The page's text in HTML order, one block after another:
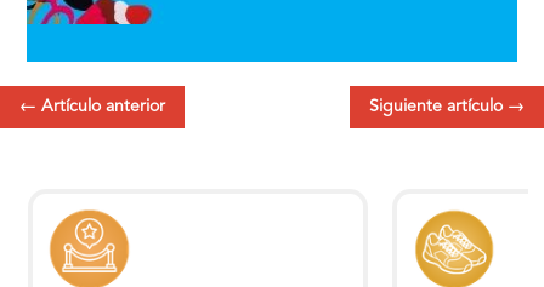
← Artículo anterior Siguiente artículo→